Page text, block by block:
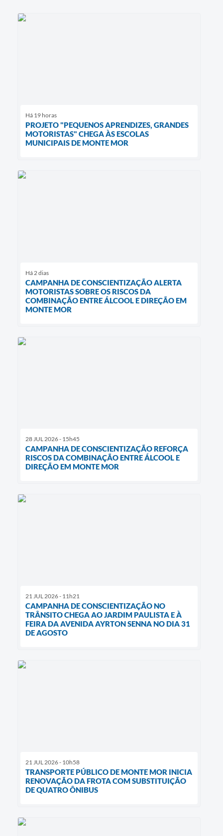
Há 19 horas
PROJETO "PEQUENOS APRENDIZES, GRANDES
MOTORISTAS" CHEGA ÀS ESCOLAS
MUNICIPAIS DE MONTE MOR
Há 2 dias
CAMPANHA DE CONSCIENTIZAÇÃO ALERTA
MOTORISTAS SOBRE OS RISCOS DA
COMBINAÇÃO ENTRE ÁLCOOL E DIREÇÃO EM
MONTE MOR
28 JUL 2026 - 15h45
CAMPANHA DE CONSCIENTIZAÇÃO REFORÇA
RISCOS DA COMBINAÇÃO ENTRE ÁLCOOL E
DIREÇÃO EM MONTE MOR
21 JUL 2026 - 11h21
CAMPANHA DE CONSCIENTIZAÇÃO NO
TRÂNSITO CHEGA AO JARDIM PAULISTA E À
FEIRA DA AVENIDA AYRTON SENNA NO DIA 31
DE AGOSTO
21 JUL 2026 - 10h58
TRANSPORTE PÚBLICO DE MONTE MOR INICIA
RENOVAÇÃO DA FROTA COM SUBSTITUIÇÃO
DE QUATRO ÔNIBUS